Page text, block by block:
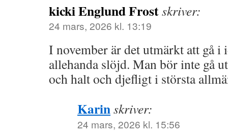
kicki Englund Frostskriver:
24 mars, 2026 kl. 13:19
I november är det utmärkt att gå i
allehanda slöjd. Man bör inte gå
och halt och djefligt i största
Karinskriver:
24 mars, 2026 kl. 15:56